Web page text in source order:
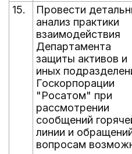
15.
Провести
анализ практики
взаимодействия
Департамента
защиты активов и
иных
Госкорпорации
"Росатом" при
рассмотрении
сообщений
линии и
вопросам